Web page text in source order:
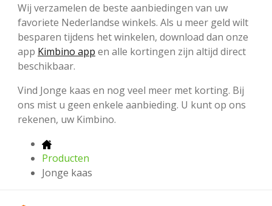
Wij verzamelen de beste aanbiedingen van uw
favoriete Nederlandse winkels. Als u meer geld wilt
besparen tijdens het winkelen, download dan onze
app Kimbino app en alle kortingen zijn altijd direct
beschikbaar.
Vind Jonge kaas en nog veel meer met korting. Bij
ons mist u geen enkele aanbieding. U kunt op ons
rekenen, uw Kimbino.
Producten
Jonge kaas